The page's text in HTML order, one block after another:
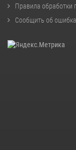
Правила обработки
Сообщить об